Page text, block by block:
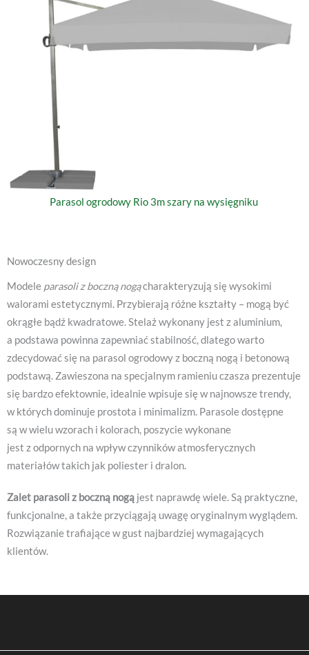
Parasol ogrodowy Rio 3m szary na wysięgniku
Nowoczesny design
Modele parasoli z boczną nogącharakteryzują się wysokimi
walorami estetycznymi. Przybierają różne kształty – mogą być
okrągłe bądź kwadratowe. Stelaż wykonany jest z aluminium,
a podstawa powinna zapewniać stabilność, dlatego warto
zdecydować się na parasol ogrodowy z boczną nogą i betonową
podstawą. Zawieszona na specjalnym ramieniu czasza prezentuje
się bardzo efektownie, idealnie wpisuje się w najnowsze trendy,
w których dominuje prostota i minimalizm. Parasole dostępne
są w wielu wzorach i kolorach, poszycie wykonane
jest z odpornych na wpływ czynników atmosferycznych
materiałów takich jak poliester i dralon.
Zalet parasoli z boczną nogą jest naprawdę wiele. Są praktyczne,
funkcjonalne, a także przyciągają uwagę oryginalnym wyglądem.
Rozwiązanie trafiające w gust najbardziej wymagających
klientów.